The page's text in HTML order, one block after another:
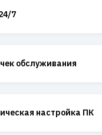
7
обслуживания
настройка ПК